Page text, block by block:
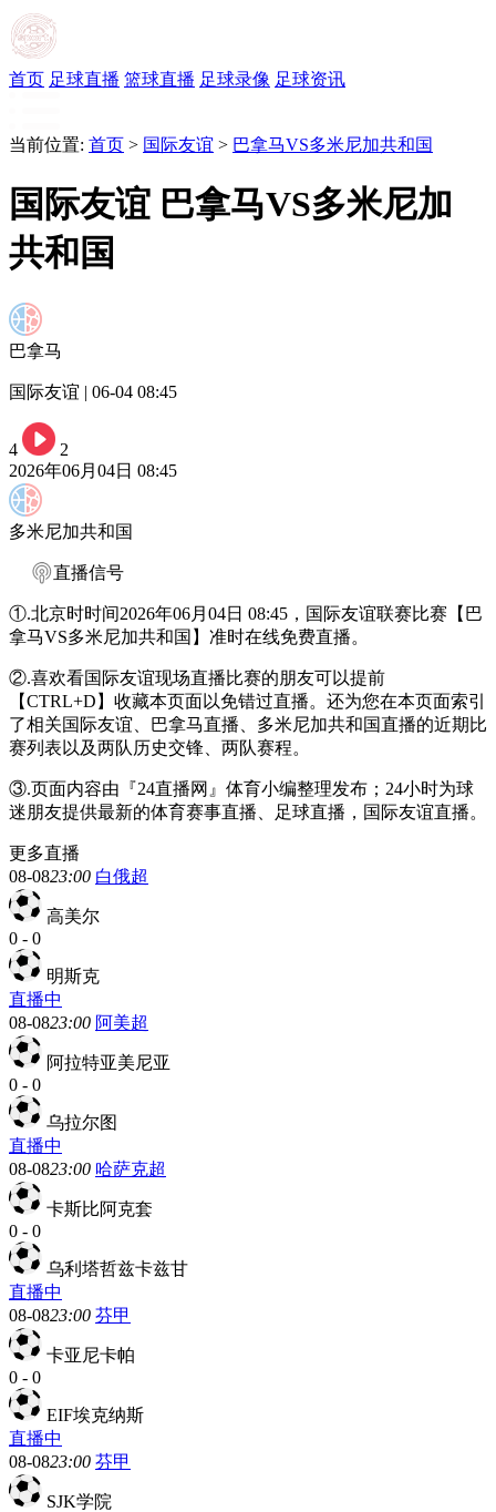
首页 足球直播 篮球直播 足球录像 足球资讯
当前位置: 首页 > 国际友谊 > 巴拿马VS多米尼加共和国
国际友谊 巴拿马VS多米尼加
共和国
巴拿马
国际友谊 | 06-04 08:45
4
2
2026年06月04日 08:45
多米尼加共和国
直播信号
①.北京时时间2026年06月04日 08:45，国际友谊联赛比赛【巴
拿马VS多米尼加共和国】准时在线免费直播。
②.喜欢看国际友谊现场直播比赛的朋友可以提前
【CTRL+D】收藏本页面以免错过直播。还为您在本页面索引
了相关国际友谊、巴拿马直播、多米尼加共和国直播的近期比
赛列表以及两队历史交锋、两队赛程。
③.页面内容由『24直播网』体育小编整理发布；24小时为球
迷朋友提供最新的体育赛事直播、足球直播，国际友谊直播。
更多直播
08-0823:00 白俄超
高美尔
0 - 0
明斯克
直播中
08-0823:00 阿美超
阿拉特亚美尼亚
0 - 0
乌拉尔图
直播中
08-0823:00 哈萨克超
卡斯比阿克套
0 - 0
乌利塔哲兹卡兹甘
直播中
08-0823:00 芬甲
卡亚尼卡帕
0 - 0
EIF埃克纳斯
直播中
08-0823:00 芬甲
SJK学院